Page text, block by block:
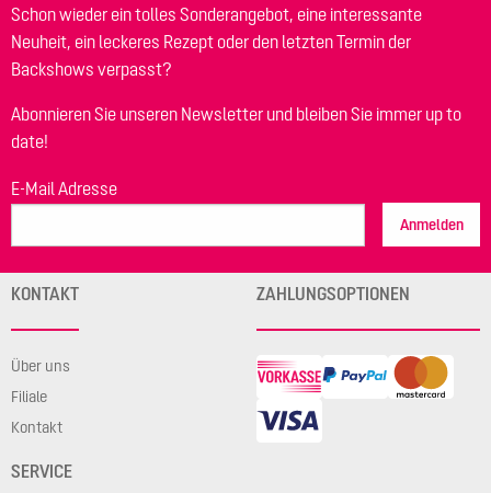
Schon wieder ein tolles Sonderangebot, eine interessante
Neuheit, ein leckeres Rezept oder den letzten Termin der
Backshows verpasst?
Abonnieren Sie unseren Newsletter und bleiben Sie immer up to
date!
E-Mail Adresse
Anmelden
KONTAKT
Über uns
Filiale
Kontakt
SERVICE
ZAHLUNGSOPTIONEN